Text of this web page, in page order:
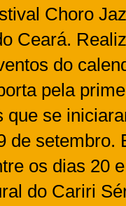
Choro
Ceará.
do
pela
se
de setembro.
os dias 20
do Cariri